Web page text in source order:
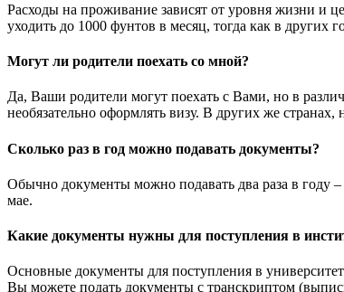
Расходы на проживание зависят от уровня жизни и
уходить до 1000 фунтов в месяц, тогда как в
Могут ли родители поехать со мной?
Да, Ваши родители могут поехать с Вами, но в
необязательно оформлять визу. В других же
Сколько раз в год можно подавать документы?
Обычно документы можно подавать два раза в году
мае.
Какие документы нужны для поступления в
Основные документы для поступления в
Вы можете подать документы с транскриптом